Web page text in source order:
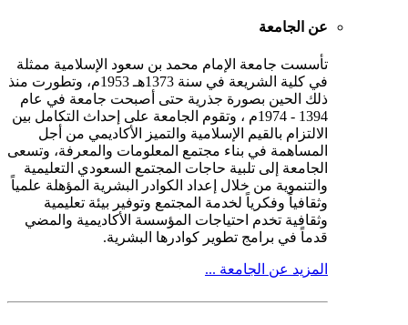
عن الجامعة
تأسست جامعة الإمام محمد بن سعود الإسلامية ممثلة
في كلية الشريعة في سنة 1373هـ 1953م، وتطورت منذ
ذلك الحين بصورة جذرية حتى أصبحت جامعة في عام
1394 - 1974م ، وتقوم الجامعة على إحداث التكامل بين
الالتزام بالقيم الإسلامية والتميز الأكاديمي من أجل
المساهمة في بناء مجتمع المعلومات والمعرفة، وتسعى
الجامعة إلى تلبية حاجات المجتمع السعودي التعليمية
والتنموية من خلال إعداد الكوادر البشرية المؤهلة علمياً
وثقافياً وفكرياً لخدمة المجتمع وتوفير بيئة تعليمية
وثقافية تخدم احتياجات المؤسسة الأكاديمية والمضي
قدماً في برامج تطوير كوادرها البشرية.
المزيد عن الجامعة ...